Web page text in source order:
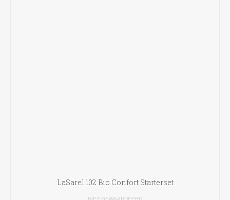
LaSarel 102 Bio Confort Starterset